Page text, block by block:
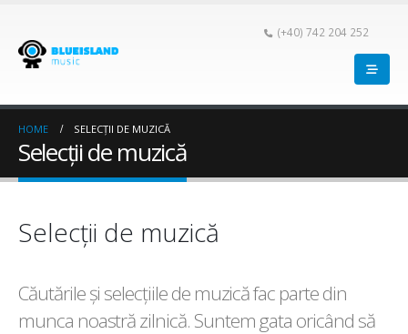
(+40) 742 204 252
HOME SELECȚII DE MUZICĂ
Selecții de muzică
Selecții de muzică
Căutările și selecțiile de muzică fac parte din
munca noastră zilnică. Suntem gata oricând să